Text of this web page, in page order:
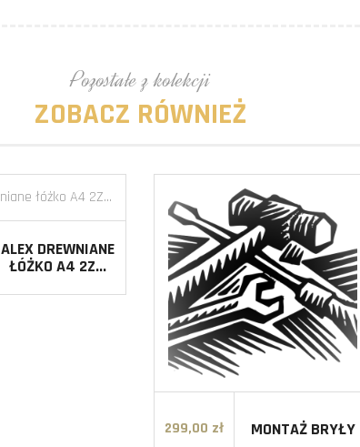
Pozostałe z kolekcji
ZOBACZ RÓWNIEŻ
ALEX DREWNIANE
ŁÓŻKO A4 2Z...
Cena
299,00 zł MONTAŻ BRYŁY